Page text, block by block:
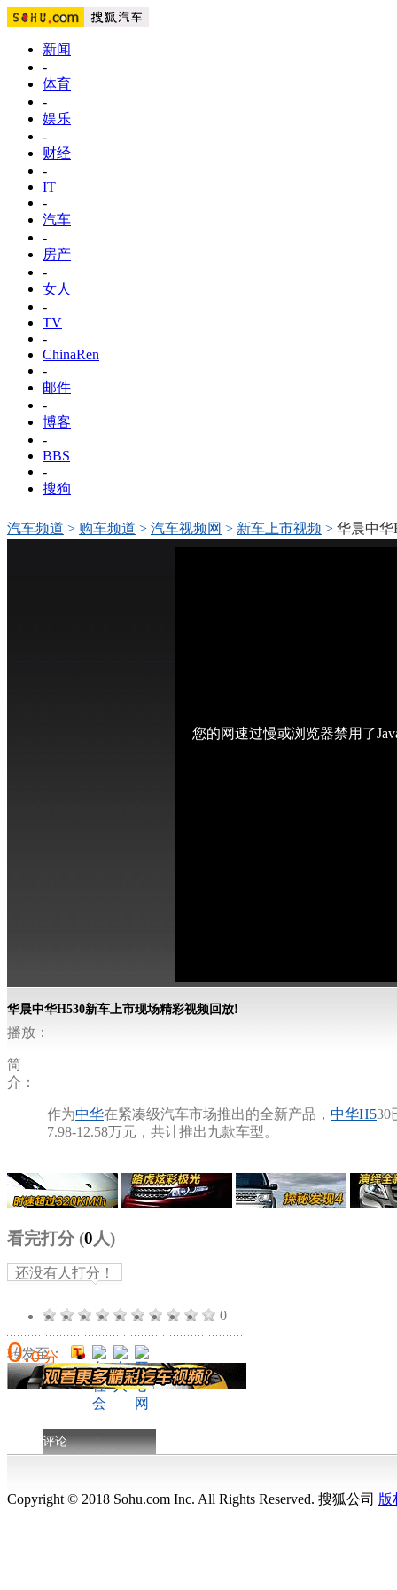
新闻
-
体育
-
娱乐
-
财经
-
IT
-
汽车
-
房产
-
女人
-
TV
-
ChinaRen
-
邮件
-
博客
-
BBS
-
搜狗
汽车频道 > 购车频道 > 汽车视频网 > 新车上市视频 > 华晨中华
您的网速过慢或浏览器禁用了
华晨中华H530新车上市现场精彩视频回放!
播放：
简
介：
作为中华在紧凑级汽车市场推出的全新产品， 中华H530
7.98-12.58万元，共计推出九款车型。
看完打分 (0人)
还没有人打分！
0
0.0 分
转发至：
评论
Copyright © 2018 Sohu.com Inc. All Rights Reserved. 搜狐公司 版